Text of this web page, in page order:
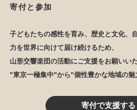
寄付と参加
子どもたちの感性を育み、歴史と文化、
力を世界に向けて届け続けるため、
山形交響楽団の活動にご支援をお願いい
"東京一極集中"から"個性豊かな地域の
寄付で支援する